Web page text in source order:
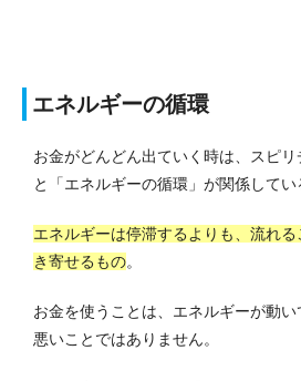
エネルギーの循環
お金がどんどん出ていく時は、スピ
と「エネルギーの循環」が関係してい
エネルギーは停滞するよりも、流れる
き寄せるもの。
お金を使うことは、エネルギーが動
悪いことではありません。